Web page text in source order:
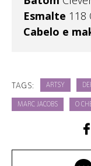
Esmalte 118
Cabelo e
TAGS: ARTSY
MARC JACOBS O